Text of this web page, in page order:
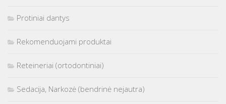
Protiniai dantys
Rekomenduojami produktai
Reteineriai (ortodontiniai)
Sedacija, Narkozė (bendrinė nejautra)